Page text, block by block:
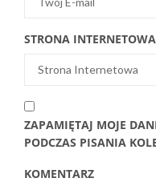
STRONA INTERNETOWA
ZAPAMIĘTAJ MOJE
PODCZAS PISANIA
KOMENTARZ